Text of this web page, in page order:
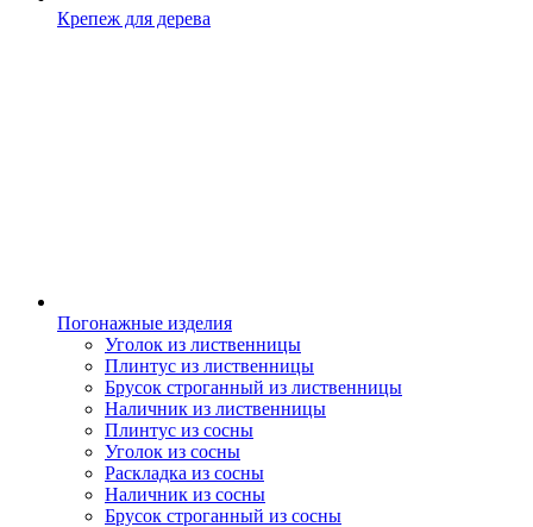
Крепеж для дерева
Погонажные изделия
Уголок из лиственницы
Плинтус из лиственницы
Брусок строганный из лиственницы
Наличник из лиственницы
Плинтус из сосны
Уголок из сосны
Раскладка из сосны
Наличник из сосны
Брусок строганный из сосны